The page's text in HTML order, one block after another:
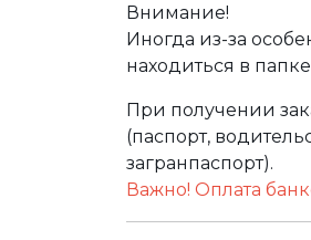
Внимание!
Иногда из-за
находиться в
При получении
(паспорт,
загранпаспорт).
Важно! Оплата